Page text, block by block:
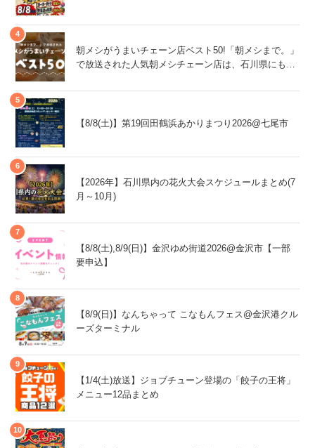
朝メシがうまいチェーン店ベスト50!「朝メシまで。」
で放送された人気朝メシチェーン店は、石川県にもあ
【8/8(土)】第19回田鶴浜あかりまつり2026@七尾市
【2026年】石川県内の花火大会スケジュールまとめ(7
月～10月)
【8/8(土),8/9(日)】金沢ゆめ街道2026@金沢市【一部
要申込】
【8/9(日)】なんちゃって こなもんフェス@金沢港クル
ーズターミナル
【1/4(土)放送】ジョブチューン登場の「餃子の王将」
メニュー12品まとめ